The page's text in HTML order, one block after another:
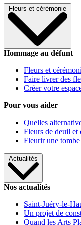
Fleurs et cérémonie
Hommage au défunt
Fleurs et
Faire livrer des
Créer votre
Pour vous aider
Quelles
Fleurs de deuil et
Fleurir une
Actualités
Nos actualités
Saint-Juéry-le-
Un projet de
Quand les Arts